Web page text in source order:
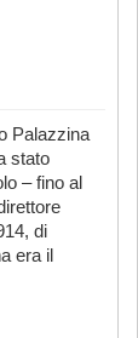
Palazzina
stato
– fino al
di
era il